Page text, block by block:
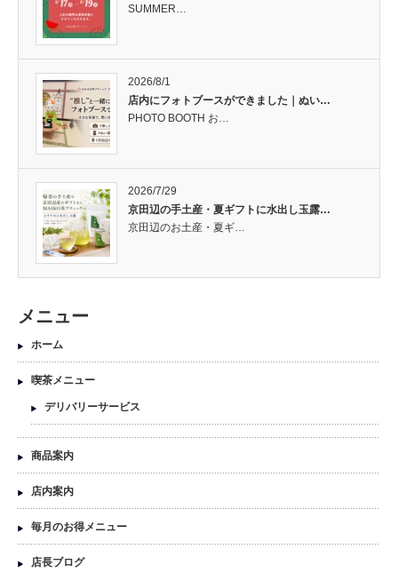
SUMMER…
2026/8/1
店内にフォトブースができました｜ぬい…
PHOTO BOOTH お…
2026/7/29
京田辺の手土産・夏ギフトに水出し玉露…
京田辺のお土産・夏ギ…
メニュー
ホーム
喫茶メニュー
デリバリーサービス
商品案内
店内案内
毎月のお得メニュー
店長ブログ